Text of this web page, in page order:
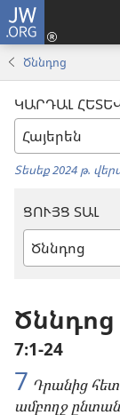
JW.ORG
Ծննդոց
ԿԱՐԴԱԼ
Տեսեք 2024 թ.
ՑՈՒՅՑ ՏԱԼ
Ծննդոց
7։1-24
7 Դրանից
ամբողջ